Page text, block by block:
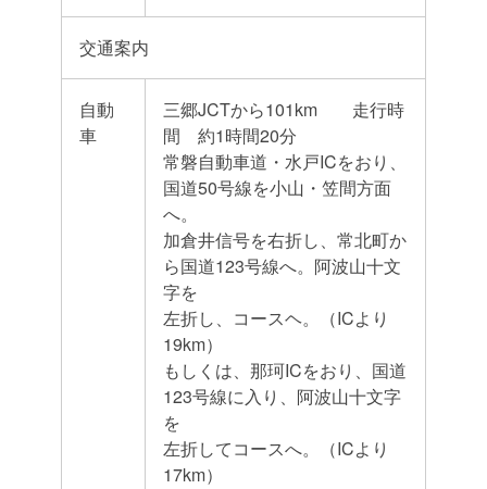
交通案内
自動
車
三郷JCTから101km 走行時
間 約1時間20分
常磐自動車道・水戸ICをおり、
国道50号線を小山・笠間方面
へ。
加倉井信号を右折し、常北町か
ら国道123号線へ。阿波山十文
字を
左折し、コースヘ。（ICより
19km）
もしくは、那珂ICをおり、国道
123号線に入り、阿波山十文字
を
左折してコースへ。（ICより
17km）